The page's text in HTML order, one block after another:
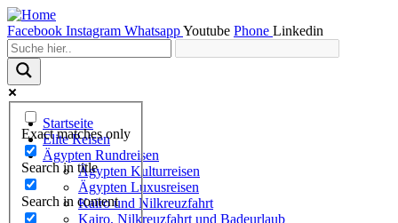
Facebook Instagram WhatsappYoutube Phone Linkedin
Exact matches only
Search in title
Search in content
Startseite
Elite Reisen
Ägypten Rundreisen
Ägypten Kulturreisen
Ägypten Luxusreisen
Kairo und Nilkreuzfahrt
Kairo, Nilkreuzfahrt und Badeurlaub